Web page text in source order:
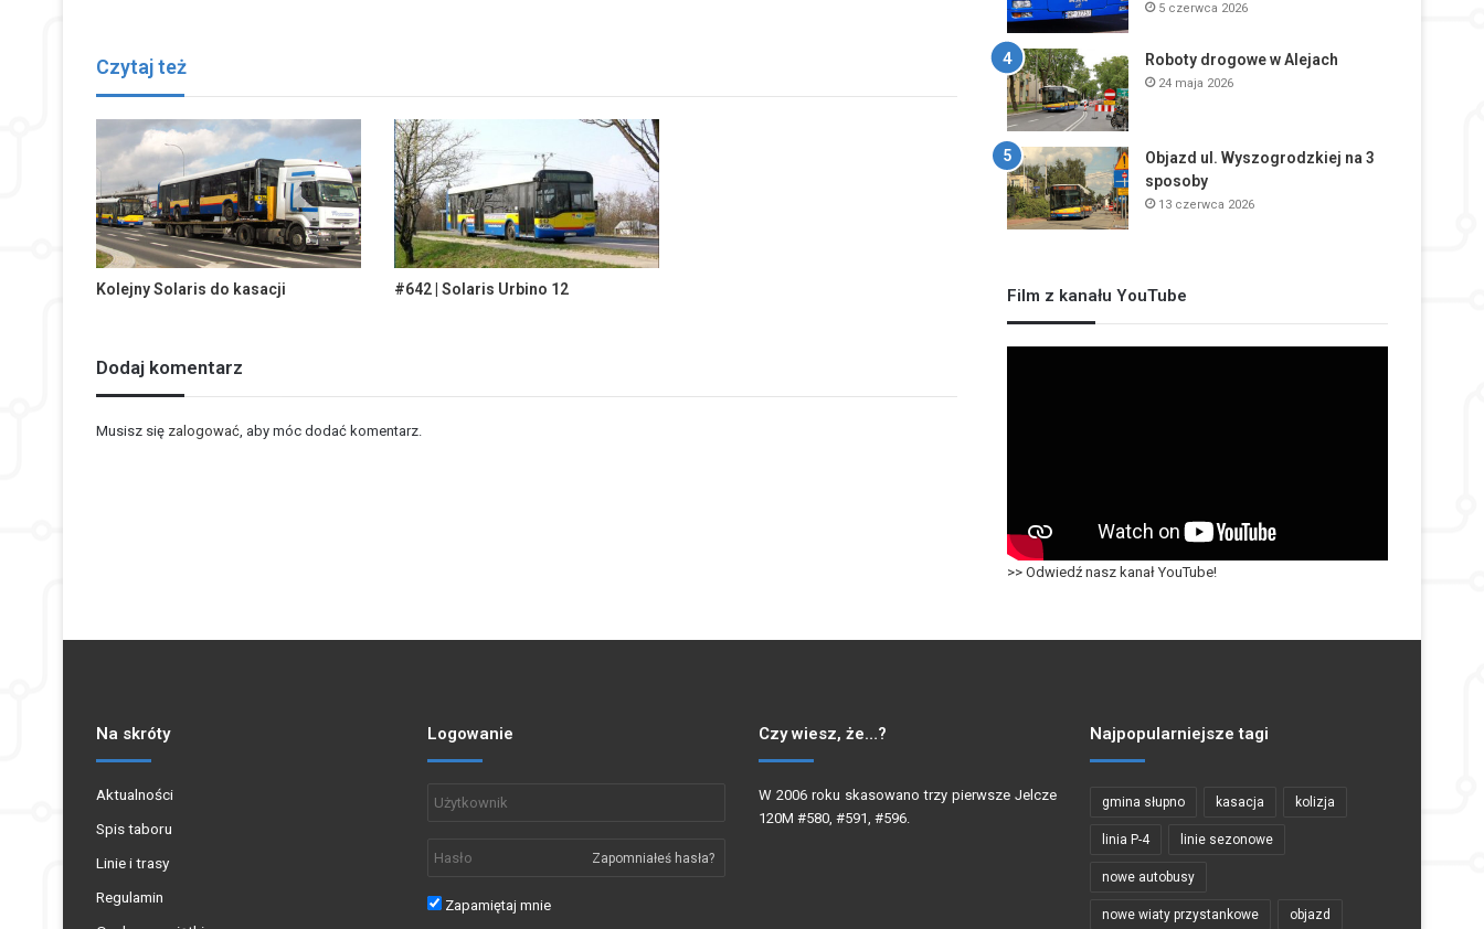
Czytaj też
Kolejny Solaris do kasacji #642 | Solaris Urbino 12
Dodaj komentarz
Musisz się zalogować, aby móc dodać komentarz.
5 czerwca 2026
Roboty drogowe w Alejach
24 maja 2026
Objazd ul. Wyszogrodzkiej na 3
sposoby
13 czerwca 2026
Film z kanału YouTube
>> Odwiedź nasz kanał YouTube!
Na skróty
Aktualności
Spis taboru
Linie i trasy
Regulamin
Logowanie
Zapomniałeś hasła?
Zapamiętaj mnie
Czy wiesz, że…?
W 2006 roku skasowano trzy pierwsze Jelcze
120M #580, #591, #596.
Najpopularniejsze tagi
gmina słupno kasacja kolizja
linia P-4 linie sezonowe
nowe autobusy
nowe wiaty przystankowe objazd